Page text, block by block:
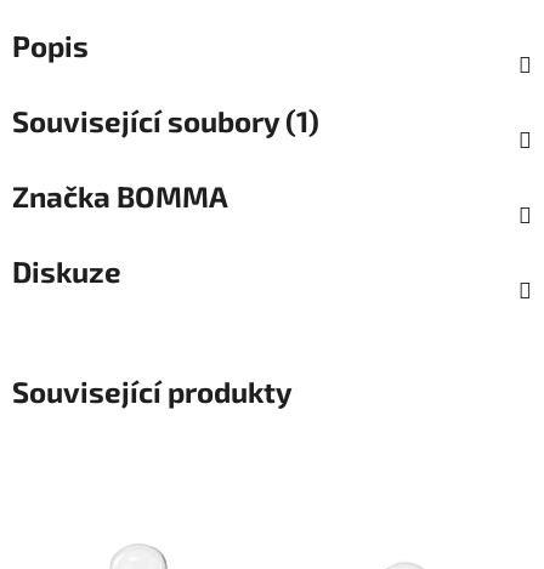
Popis
Související soubory (1)
Značka BOMMA
Diskuze
Související produkty